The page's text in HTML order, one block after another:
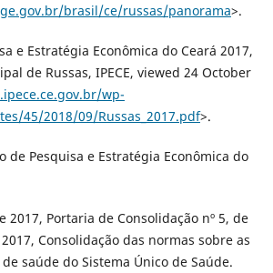
brasil/ce/russas/panorama>.
e Estratégia Econômica do Ceará 2017,
de Russas, IPECE, viewed 24 October
wp-
45/2018/09/Russas_2017.pdf>.
de Pesquisa e Estratégia Econômica do
2017, Portaria de Consolidação nº 5, de
Consolidação das normas sobre as
saúde do Sistema Único de Saúde.